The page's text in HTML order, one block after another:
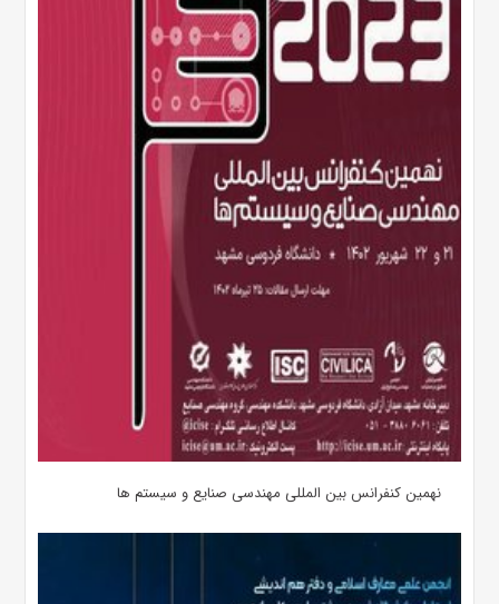
نهمین کنفرانس بین المللی مهندسی صنایع و سیستم­ ها